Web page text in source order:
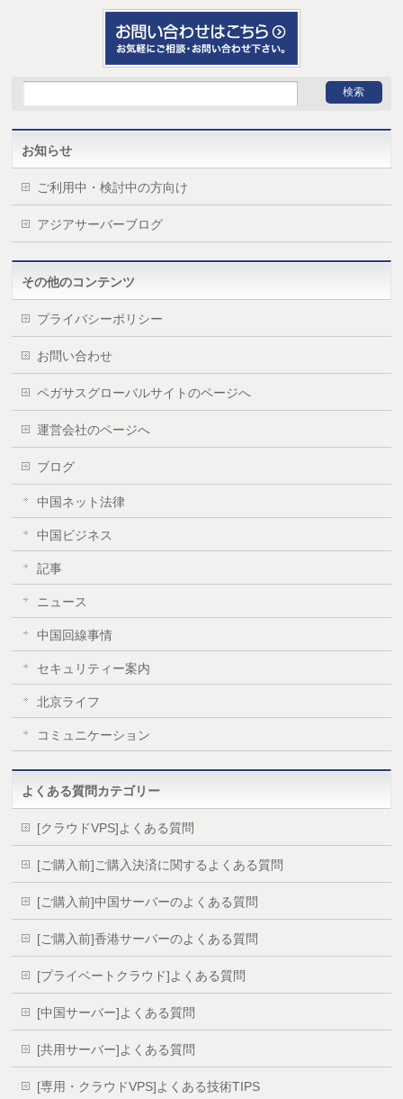
お知らせ
ご利用中・検討中の方向け
アジアサーバーブログ
その他のコンテンツ
プライバシーポリシー
お問い合わせ
ペガサスグローバルサイトのページへ
運営会社のページへ
ブログ
中国ネット法律
中国ビジネス
記事
ニュース
中国回線事情
セキュリティー案内
北京ライフ
コミュニケーション
よくある質問カテゴリー
[クラウドVPS]よくある質問
[ご購入前]ご購入決済に関するよくある質問
[ご購入前]中国サーバーのよくある質問
[ご購入前]香港サーバーのよくある質問
[プライベートクラウド]よくある質問
[中国サーバー]よくある質問
[共用サーバー]よくある質問
[専用・クラウドVPS]よくある技術TIPS